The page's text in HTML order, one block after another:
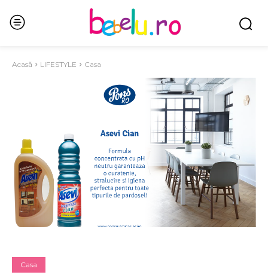
Acasă LIFESTYLE Casa
Casa